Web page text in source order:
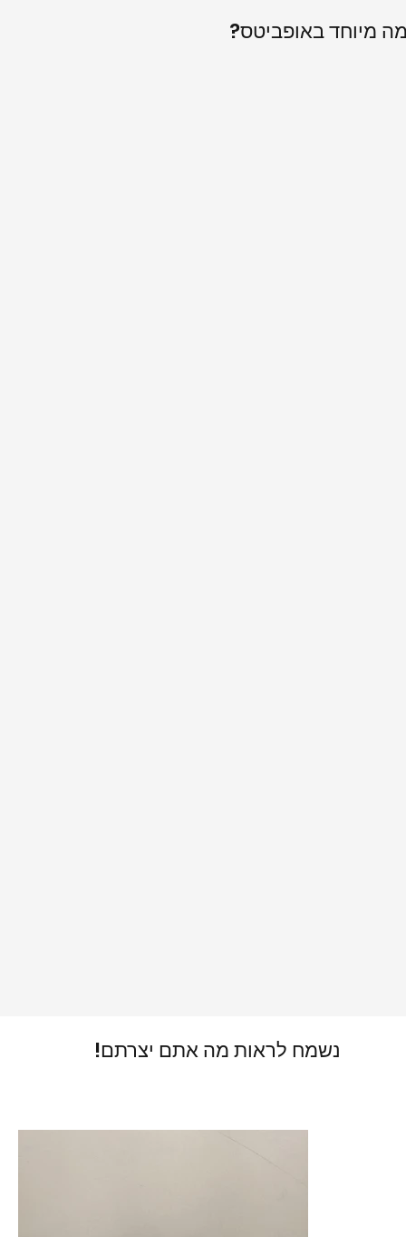
מיוחד באופביטס?
נשמח לראות מה אתם יצרתם!